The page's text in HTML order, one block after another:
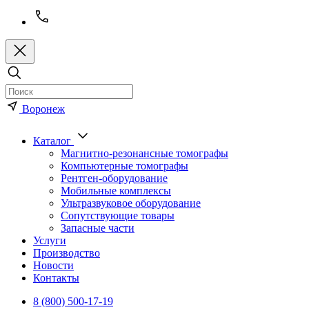
Воронеж
Каталог
Магнитно-резонансные томографы
Компьютерные томографы
Рентген-оборудование
Мобильные комплексы
Ультразвуковое оборудование
Сопутствующие товары
Запасные части
Услуги
Производство
Новости
Контакты
8 (800) 500-17-19